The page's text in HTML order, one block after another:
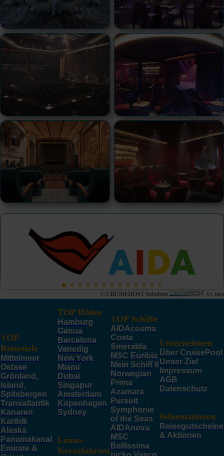
© CRUISEHOST Solutions V4.1663
TOP
Reiseziele
Mittelmeer
Ostsee
Grönland,
Island,
Spitsbergen
Transatlantik
Kanaren
Karibik
Alaska
Panamakanal
Emirate &
TOP Häfen
Hamburg
Genua
Barcelona
Venedig
New York
Miami
Dubai
Singapur
Amsterdam
Kopenhagen
Sydney
Luxus-
Kreuzfahrten
TOP Schiffe
AIDAcosma
Costa
Smeralda
MSC Euribia
Mein Schiff 6
Norwegian
Prima
Azamara
Pursuit
Symphonie
of the Seas
AIDAnova
MSC
Bellissima
Unternehmen
Über CruisePool
Unser Ziel
Impressum
AGB
Datenschutz
Informationen
Reisegutscheine
& Aktionen